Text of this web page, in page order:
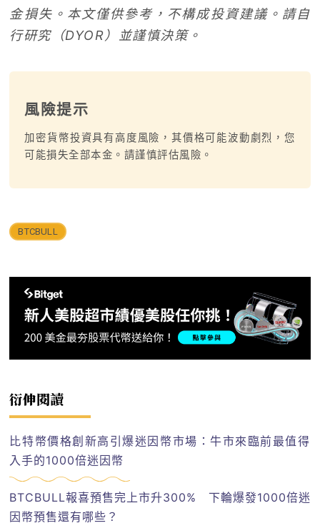
金損失。本文僅供參考，不構成投資建議。請自
行研究（DYOR）並謹慎決策。
風險提示
加密貨幣投資具有高度風險，其價格可能波動劇烈，您
可能損失全部本金。請謹慎評估風險。
BTCBULL
衍伸閱讀
比特幣價格創新高引爆迷因幣市場：牛市來臨前最值得
入手的1000倍迷因幣
BTCBULL報喜預售完上市升300% 下輪爆發1000倍迷
因幣預售還有哪些？